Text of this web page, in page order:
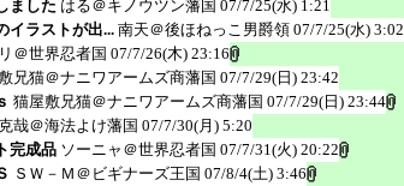
ました はる＠キノウツン藩国 07/7/25(水) 1:21
イラストが出...南天＠後ほねっこ男爵領 07/7/25(水) 3:02
＠世界忍者国 07/7/26(木) 23:16
兄猫＠ナニワアームズ商藩国 07/7/29(日) 23:42
猫屋敷兄猫＠ナニワアームズ商藩国 07/7/29(日) 23:44
哉＠海法よけ藩国 07/7/30(月) 5:20
完成品 ソーニャ＠世界忍者国 07/7/31(火) 20:22
ＳＷ－Ｍ＠ビギナーズ王国 07/8/4(土) 3:46